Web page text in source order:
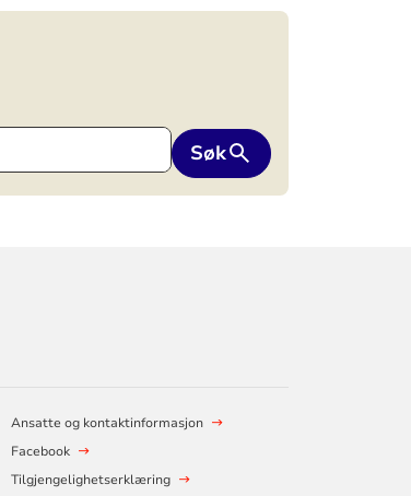
Søk
Ansatte og kontaktinformasjon
Facebook
Tilgjengelighetserklæring